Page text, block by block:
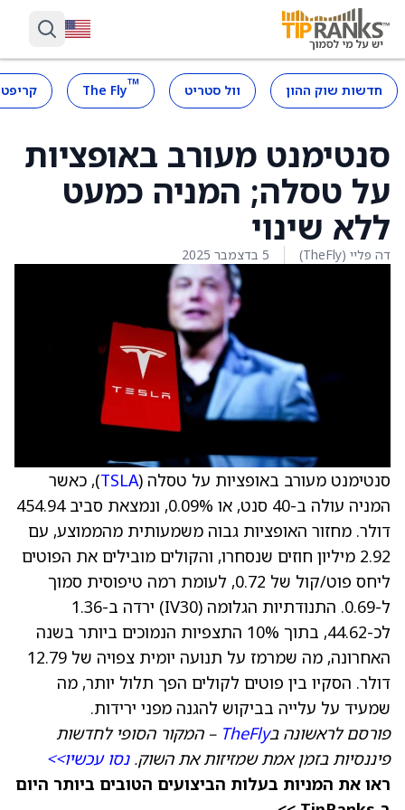
חדשות שוק ההון וול סטריט ™
The Fly
סנטימנט מעורב באופציות
על טסלה; המניה כמעט
ללא שינוי
דה פליי (TheFly) 5 בדצמבר 2025
סנטימנט מעורב באופציות על טסלה (TSLA), כאשר
המניה עולה ב-40 סנט, או 0.09%, ונמצאת סביב 454.94
דולר. מחזור האופציות גבוה משמעותית מהממוצע, עם
2.92 מיליון חוזים שנסחרו, והקולים מובילים את הפוטים
ליחס פוט/קול של 0.72, לעומת רמה טיפוסית סמוך
ל-0.69. התנודתיות הגלומה (IV30) ירדה ב-1.36
לכ-44.62, בתוך 10% התצפיות הנמוכים ביותר בשנה
האחרונה, מה שמרמז על תנועה יומית צפויה של 12.79
דולר. הסקיו בין פוטים לקולים הפך תלול יותר, מה
שמעיד על עלייה בביקוש להגנה מפני ירידות.
פורסם לראשונה בTheFly – המקור הסופי לחדשות
פיננסיות בזמן אמת שמזיזות את השוק.נסו עכשיו>>
ראו את המניות בעלות הביצועים הטובים ביותר היום